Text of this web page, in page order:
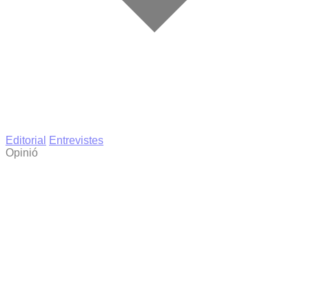
Editorial
Entrevistes
Opinió